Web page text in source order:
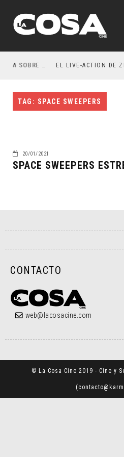
RESEÑA LA INVITACIÓN: OLIVIA WILDE REFLEXIONA SOBRE LA VIDA CONYUGAL EL LIVE-ACTION DE
TAG: SPACE SWEEPERS
20/01/2021
SPACE SWEEPERS
CONTACTO
web@lacosacine.com
© La Cosa Cine 2019 - Cine y
(